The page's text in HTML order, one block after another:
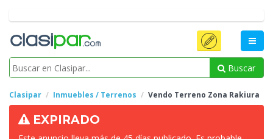
Buscar
Clasipar Inmuebles / Terrenos Vendo Terreno Zona Rakiura
EXPIRADO